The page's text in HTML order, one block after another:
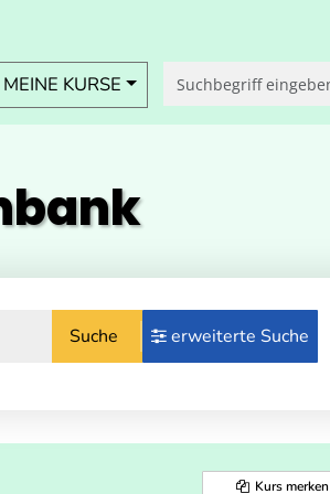
KURSE
Suche erweiterte Suche
Kurs merken